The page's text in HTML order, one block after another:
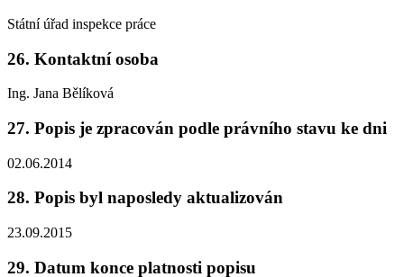
Státní úřad inspekce práce
26. Kontaktní osoba
Ing. Jana Bělíková
27. Popis je zpracován podle právního stavu ke dni
02.06.2014
28. Popis byl naposledy aktualizován
23.09.2015
29. Datum konce platnosti popisu